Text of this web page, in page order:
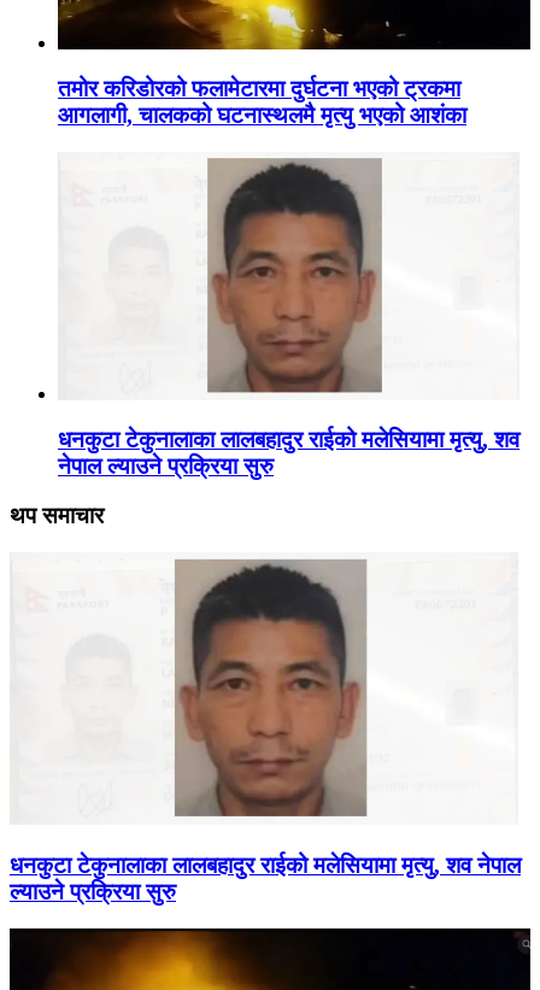
तमोर करिडोरको फलामेटारमा दुर्घटना भएको ट्रकमा
आगलागी, चालकको घटनास्थलमै मृत्यु भएको आशंका
धनकुटा टेकुनालाका लालबहादुर राईको मलेसियामा मृत्यु, शव
नेपाल ल्याउने प्रक्रिया सुरु
थप समाचार
धनकुटा टेकुनालाका लालबहादुर राईको मलेसियामा मृत्यु, शव नेपाल
ल्याउने प्रक्रिया सुरु